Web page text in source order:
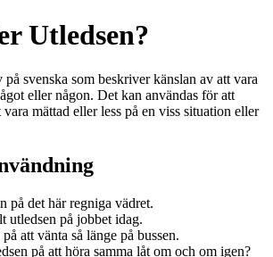
Utledsen?
svenska som beskriver känslan av att vara
eller någon. Det kan användas för att
mättad eller less på en viss situation eller
på det här regniga vädret.
utledsen på jobbet idag.
att vänta så länge på bussen.
på att höra samma låt om och om igen?